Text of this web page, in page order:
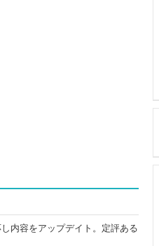
内容をアップデイト。定評ある